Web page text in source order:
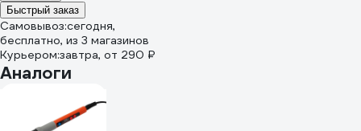
Быстрый заказ
Самовывоз:сегодня,
бесплатно, из 3 магазинов
Курьером:завтра, от 290 ₽
Аналоги